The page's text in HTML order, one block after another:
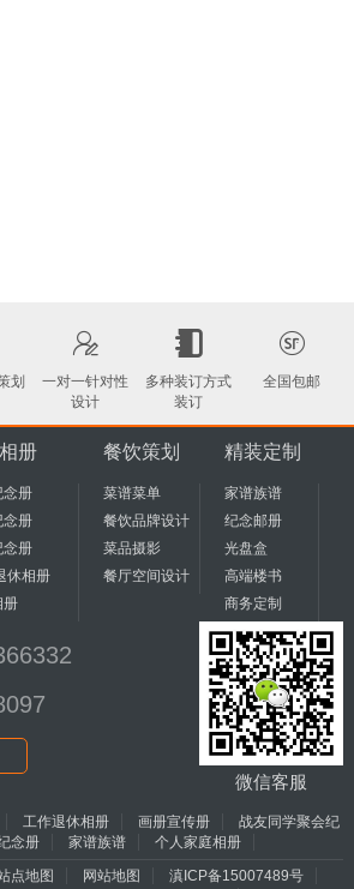
划
一对一针对性
设计
多种装订方式
装订
全国包邮
册
念册
念册
念册
休相册
册
餐饮策划
菜谱菜单
餐饮品牌设计
菜品摄影
餐厅空间设计
精装定制
家谱族谱
纪念邮册
光盘盒
高端楼书
商务定制
微信客服
工作退休相册 画册宣传册
战友同学聚会纪
念册 家谱族谱
个人家庭相册
点地图 网站地图
滇ICP备15007489号